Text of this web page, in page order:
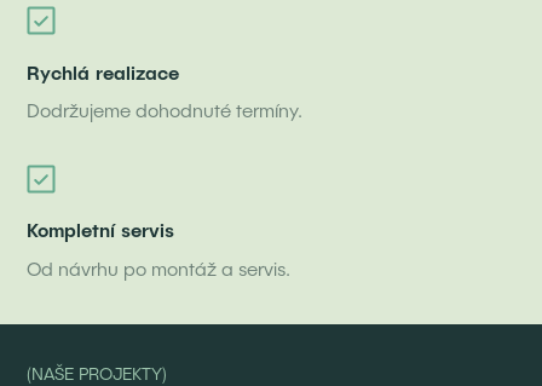
Rychlá realizace
Dodržujeme dohodnuté termíny.
Kompletní servis
Od návrhu po montáž a servis.
(NAŠE PROJEKTY)